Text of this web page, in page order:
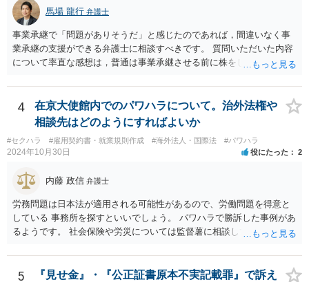
を示唆しており、本件でも同様に、指輪の返還が貴社の責任範囲外の
問題であると主張する上で参考になります。 2. 今後の対応について
相手方代理人に対し、内容証明郵便などで書面にて貴社の見解を明確
に伝えることが重要です。その書面には、以下の内容を盛り込むこと
が考えられます。 成婚料について: 円満な解決を優先する観点から、
には上記の裁判例のように、貴社に返金義務は無いと判断される可能
性が高いと思われます。）。 指輪代金について: 前述の通り、男性会
員と女性会員との間の個人間の贈与であり、貴社に法的な返金義務は
ないことを、法的根拠と共に冷静に主張する。 「刑事訴訟」との主張
に対して: 本件は、契約の履行や返金を巡る民事上の紛争であり、貴社
に当初から金銭を騙し取る意図（詐欺罪の構成要件である欺罔行為）
があったとは考えにくく、刑事事件として立件される可能性は極めて
低いと思われます。 3. 警察からの連絡について 警察は「民事不介
入」を原則としており、契約トラブルなどの個人間の紛争に介入する
ことはありません。しかし、事件性があるかどうかを判断するため
に、関係者から事情を聴くことがあります。その場合には誠実な事実
説明を行ってください。
馬場 龍行 弁護士
事業承継で「問題がありそうだ」と感じたのであれば，間違いなく事
業承継の支援ができる弁護士に相談すべきです。 質問いただいた内容
について率直な感想は，普通は事業承継させる前に株をしっかり集め
というのは無責任というほかないでしょう。 事業承継については，相
続税や贈与税を猶予する特別法な，遺留分について株式価格を遺留分
算定基礎額から控除したり価額を相続時でなく承継時に固定したりす
ることのできる特別法が定められています。 買い取る以外の方法につ
いても，株式保有割合や状況によるので，具体的に弁護士に相談され
ることをお勧めします。
4
在京大使館内でのパワハラについて。治外法権や
相談先はどのようにすればよいか
#セクハラ #雇用契約書・就業規則作成 #海外法人・国際法 #パワハラ
2024年10月30日 役にたった 2
内藤 政信 弁護士
労務問題は日本法が適用される可能性があるので、労働問題を得意と
している 事務所を探すといいでしょう。 パワハラで勝訴した事例があ
るようです。 社会保険や労災については監督薯に相談してみるといい
5
『見せ金』・『公正証書原本不実記載罪』で訴え